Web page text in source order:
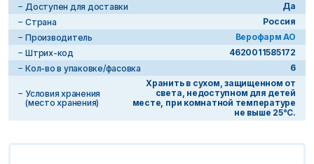
Доступен для доставки
Да
Страна
Россия
Производитель
Верофарм АО
Штрих-код
4620011585172
Кол-во в упаковке/фасовка
6
Условия хранения
(место хранения)
Хранить в сухом, защищенном от
света, недоступном для детей
месте, при комнатной температуре
не выше 25°С.